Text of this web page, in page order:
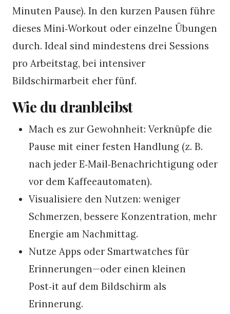
Minuten Pause). In den kurzen Pausen führe
dieses Mini‑Workout oder einzelne Übungen
durch. Ideal sind mindestens drei Sessions
pro Arbeitstag, bei intensiver
Bildschirmarbeit eher fünf.
Wie du dranbleibst
Mach es zur Gewohnheit: Verknüpfe die
Pause mit einer festen Handlung (z. B.
nach jeder E‑Mail‑Benachrichtigung oder
vor dem Kaffeeautomaten).
Visualisiere den Nutzen: weniger
Schmerzen, bessere Konzentration, mehr
Energie am Nachmittag.
Nutze Apps oder Smartwatches für
Erinnerungen—oder einen kleinen
Post‑it auf dem Bildschirm als
Erinnerung.